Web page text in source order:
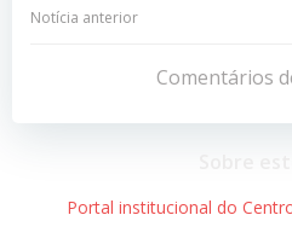
Navegação
Post
Notícia anterior
Comentários
Portal institucional do